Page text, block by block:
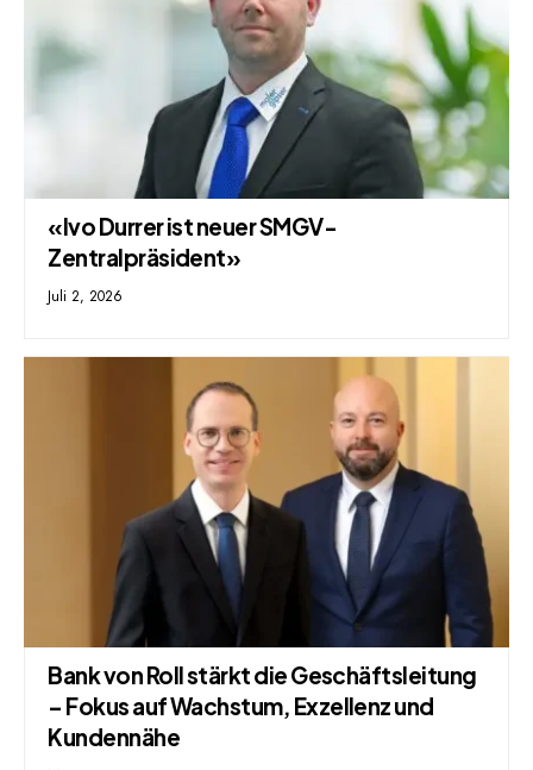
«Ivo Durrer ist neuer SMGV-
Zentralpräsident»
Juli 2, 2026
Bank von Roll stärkt die Geschäftsleitung
– Fokus auf Wachstum, Exzellenz und
Kundennähe